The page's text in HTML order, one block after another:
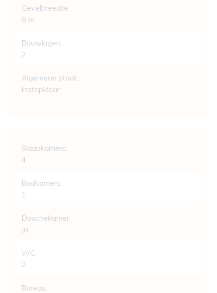
Gevelbreedte:
8 m
Bouwlagen:
2
Algemene staat:
Instapklaar
Slaapkamers:
4
Badkamers:
1
Douchekamer:
Ja
WC:
2
Bureau: